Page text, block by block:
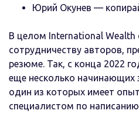
Юрий Окунев —
В целом International Wealth
сотрудничеству авторов,
резюме. Так, с конца 2022
еще несколько начинающих
один из которых имеет
специалистом по